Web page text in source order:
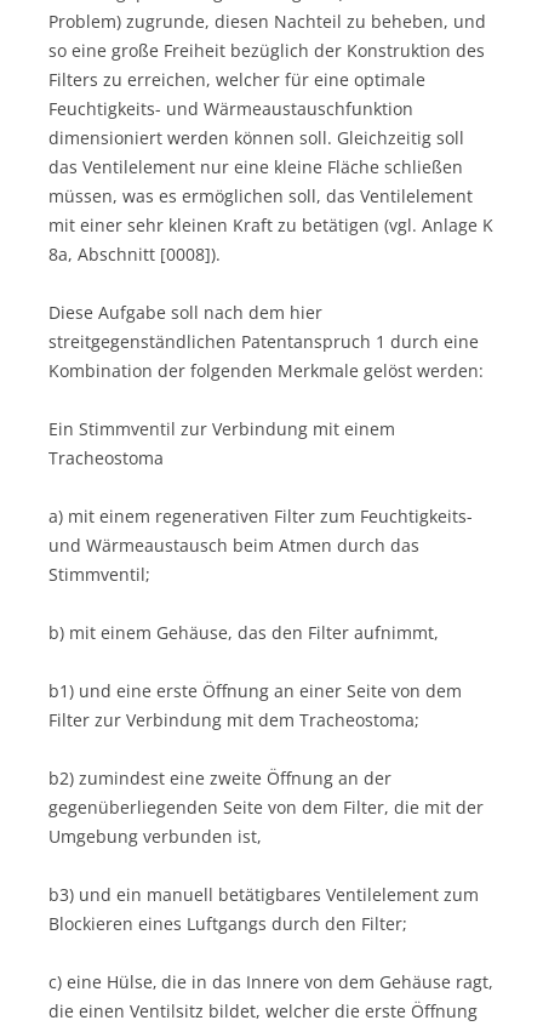
Problem) zugrunde, diesen Nachteil zu beheben, und
so eine große Freiheit bezüglich der Konstruktion des
Filters zu erreichen, welcher für eine optimale
Feuchtigkeits- und Wärmeaustauschfunktion
dimensioniert werden können soll. Gleichzeitig soll
das Ventilelement nur eine kleine Fläche schließen
müssen, was es ermöglichen soll, das Ventilelement
mit einer sehr kleinen Kraft zu betätigen (vgl. Anlage K
8a, Abschnitt [0008]).
Diese Aufgabe soll nach dem hier
streitgegenständlichen Patentanspruch 1 durch eine
Kombination der folgenden Merkmale gelöst werden:
Ein Stimmventil zur Verbindung mit einem
Tracheostoma
a) mit einem regenerativen Filter zum Feuchtigkeits-
und Wärmeaustausch beim Atmen durch das
Stimmventil;
b) mit einem Gehäuse, das den Filter aufnimmt,
b1) und eine erste Öffnung an einer Seite von dem
Filter zur Verbindung mit dem Tracheostoma;
b2) zumindest eine zweite Öffnung an der
gegenüberliegenden Seite von dem Filter, die mit der
Umgebung verbunden ist,
b3) und ein manuell betätigbares Ventilelement zum
Blockieren eines Luftgangs durch den Filter;
c) eine Hülse‚ die in das Innere von dem Gehäuse ragt,
die einen Ventilsitz bildet, welcher die erste Öffnung